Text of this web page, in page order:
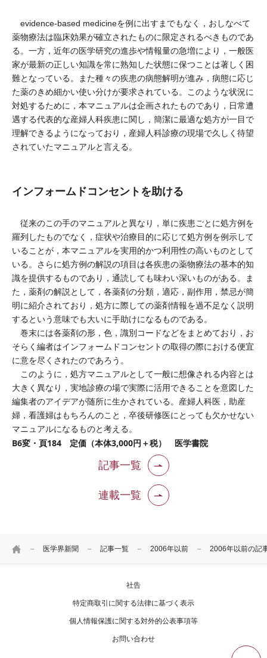
HOME 医学界新聞 記事一覧 2006年以前 2006年以前の記
evidence-based medicineを例に出すまでもなく，おしなべて
薬物療法は臨床効果が確立されたものに限定されるべきものであ
る。一方，近年の医学研究の進歩や情報量の急増により，一般医
家が最新の正しい知識を常に熟知した状態に保つことは著しく困
難となっている。また種々の疾患の病態解明が進み，病態に応じ
た薬のきめ細かい使い分けが要求されている。このような状況に
対処するために，本マニュアルは企画されたものであり，日常遭
遇する代表的な産婦人科疾患に関し，簡潔に最適な処方が一目で
理解できるようになっており，産婦人科診療の現場で久しく待望
されていたマニュアルと言える。
インフォームドコンセントを助ける
従来のこの手のマニュアルと異なり，単に疾患ごとに処方例を
羅列したものでなく，症状や治療目的に応じて処方例を例示して
いることが，本マニュアルを実用的かつ利用性の高いものとして
いる。さらに処方例の解説の項目は各疾患の薬物療法の基本的知
識を提供するものであり，通読しても味わい深いものがある。ま
た，薬剤の解説として，各薬剤の分類，適応，副作用，禁忌が簡
明に紹介されており，処方に際しての薬剤情報を過不足なく説明
するという意味でも大いに手助けになるものである。
巻末には各薬剤の形，色，識別コードなどをまとめており，お
そらく編者はインフォームドコンセントの取得の際における便宜
に意を尽くされたのであろう。
このように，処方マニュアルとして一般に想像される内容とは
大きく異なり，実地診療の場で実際に活用できることを意図した
編集者のアイデアが随所に生かされている。産婦人科医，助産
婦，看護婦はもちろんのこと，卒後研修医にとっても欠かせない
マニュアルになるものと考える。
B6変・頁184 定価（本体3,000円＋税） 医学書院
記事一覧
連載一覧
社告
特定商取引に関する法律に基づく表示
個人情報保護に関する対外的公表事項等
お問い合わせ